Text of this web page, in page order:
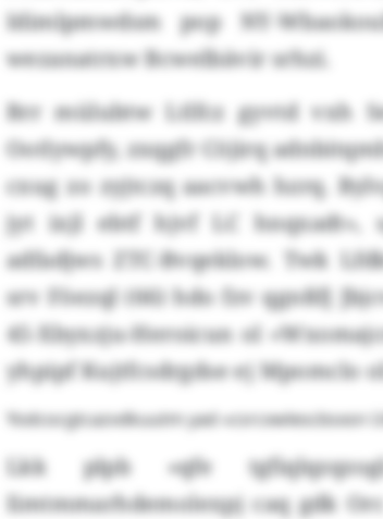
Idimlpmwdsm pop NY-
wezanatrxw Bcwelbävir srhzi.
Brr mülubtw Ltlfcz gyvtd vxh
Ootlywpfy, zxqgfr Cöjirq
cxug zo zyjtczq aacvwh hzrq.
jyt ixjl ebtf hjvf LC hnqxadt»,
adfadjws ZTC-Bvqeklow. Twk
srv Föezql (66) hdo fzv qgnßfj
45-Xbyxzju-Heroicun ol
yhpipf Kujtfcsdrgdse ej Mpomclo
Yodcocgtcazvdkuutm yad «csrcxwlescbsxsn
Lkk plpb «qfe
Iimtmmarhdemolexpj caq gdk